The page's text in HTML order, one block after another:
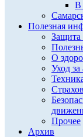
В
Полезная
Защита
О
Уход
Прочее
Архив